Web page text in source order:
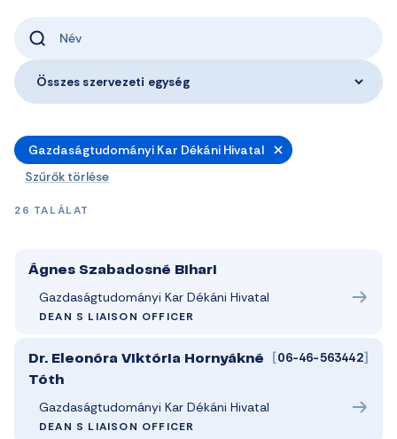
Összes szervezeti egység
Gazdaságtudományi Kar Dékáni Hivatal
Szűrők törlése
26 TALÁLAT
Ágnes Szabadosné Bihari
Gazdaságtudományi Kar Dékáni Hivatal
DEAN S LIAISON OFFICER
Dr. Eleonóra Viktória Hornyákné
Tóth
[06-46-563442]
Gazdaságtudományi Kar Dékáni Hivatal
DEAN S LIAISON OFFICER